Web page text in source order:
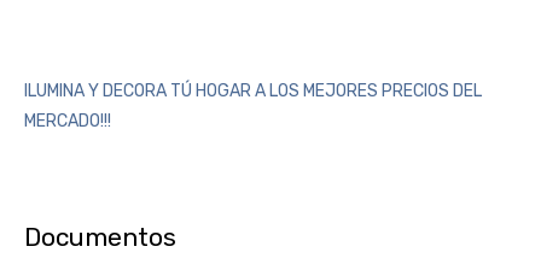
ILUMINA Y DECORA TÚ HOGAR A LOS MEJORES PRECIOS DEL
MERCADO!!!
Documentos